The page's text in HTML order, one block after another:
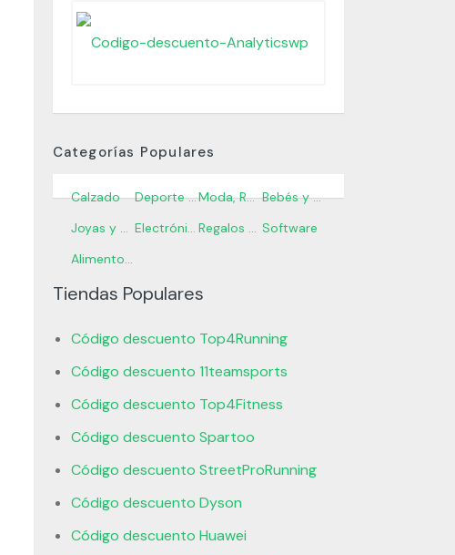
Categorías Populares
Calzado Deporte y Fitness Moda, Ropa y Accesorios
Bebés y Niños
Joyas y Relojes
Electrónica Regalos y Flores Software
Alimentos, Bebidas y Abarrotes
Tiendas Populares
Código descuento Top4Running
Código descuento 11teamsports
Código descuento Top4Fitness
Código descuento Spartoo
Código descuento StreetProRunning
Código descuento Dyson
Código descuento Huawei